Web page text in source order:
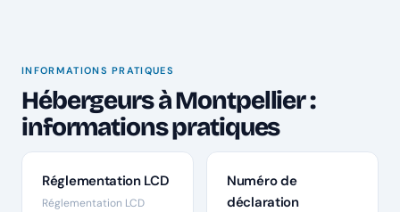
INFORMATIONS PRATIQUES
Hébergeurs à Montpellier :
informations pratiques
Réglementation LCD
Réglementation LCD
Numéro de
déclaration